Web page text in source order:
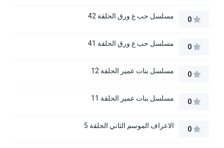
0 مسلسل حب ع ورق الحلقة 42
0 مسلسل حب ع ورق الحلقة 41
0 مسلسل بنات عمير الحلقة 12
0 مسلسل بنات عمير الحلقة 11
0 الاعراف الموسم الثاني الحلقة 5